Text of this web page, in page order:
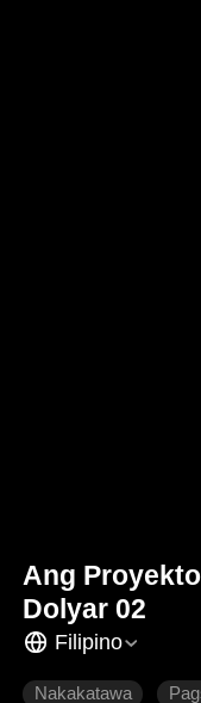
Ang
Dolyar 02
Filipino
Nakakatawa